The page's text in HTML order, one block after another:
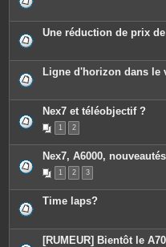
Une réduction de prix
Ligne d'horizon dans le
Nex7 et téléobjectif ?
1 2
Nex7, A6000,
1 2 3
Time laps?
[RUMEUR] Bientôt le